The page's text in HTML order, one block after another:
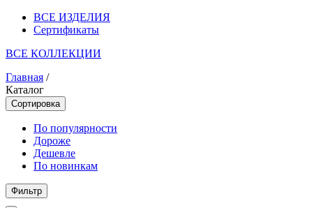
ВСЕ ИЗДЕЛИЯ
Сертификаты
ВСЕ КОЛЛЕКЦИИ
Главная /
Каталог
Сортировка
По популярности
Дороже
Дешевле
По новинкам
Фильтр